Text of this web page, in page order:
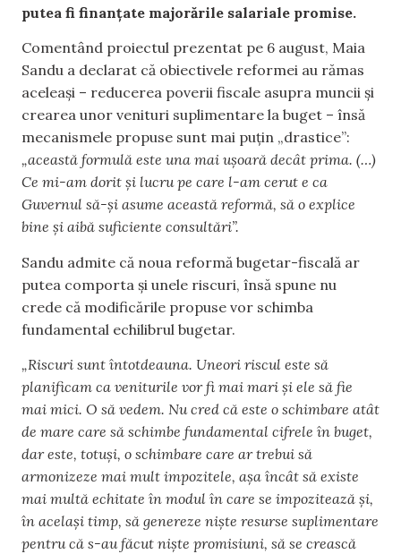
putea fi finanțate majorările salariale promise.
Comentând proiectul prezentat pe 6 august, Maia
Sandu a declarat că obiectivele reformei au rămas
aceleași – reducerea poverii fiscale asupra muncii și
crearea unor venituri suplimentare la buget – însă
mecanismele propuse sunt mai puțin „drastice”:
„această formulă este una mai ușoară decât prima. (…)
Ce mi-am dorit și lucru pe care l-am cerut e ca
Guvernul să-și asume această reformă, să o explice
bine și aibă suficiente consultări”.
Sandu admite că noua reformă bugetar-fiscală ar
putea comporta și unele riscuri, însă spune nu
crede că modificările propuse vor schimba
fundamental echilibrul bugetar.
„Riscuri sunt întotdeauna. Uneori riscul este să
planificam ca veniturile vor fi mai mari și ele să fie
mai mici. O să vedem. Nu cred că este o schimbare atât
de mare care să schimbe fundamental cifrele în buget,
dar este, totuși, o schimbare care ar trebui să
armonizeze mai mult impozitele, așa încât să existe
mai multă echitate în modul în care se impozitează și,
în același timp, să genereze niște resurse suplimentare
pentru că s-au făcut niște promisiuni, să se crească